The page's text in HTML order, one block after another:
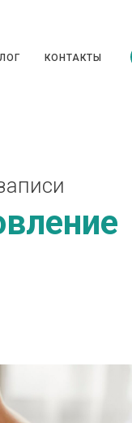
БЛОГ КОНТАКТЫ
КОНТАКТЫ